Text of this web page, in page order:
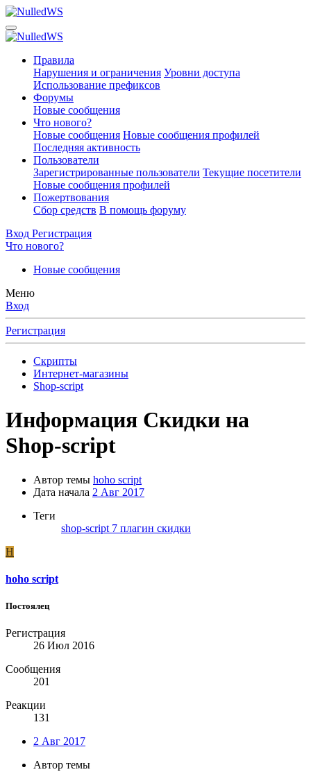
Правила
Нарушения и ограничения Уровни доступа
Использование префиксов
Форумы
Новые сообщения
Что нового?
Новые сообщения Новые сообщения профилей
Последняя активность
Пользователи
Зарегистрированные пользователи Текущие посетители
Новые сообщения профилей
Пожертвования
Сбор средств В помощь форуму
Вход Регистрация
Что нового?
Новые сообщения
Меню
Вход
Регистрация
Скрипты
Интернет-магазины
Shop-script
Информация Скидки на
Shop-script
Автор темы hoho script
Дата начала 2 Авг 2017
Теги
shop-script 7 плагин скидки
H
hoho script
Постоялец
Регистрация
26 Июл 2016
Сообщения
201
Реакции
131
2 Авг 2017
Автор темы